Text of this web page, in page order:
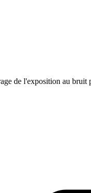
de l'exposition au bruit